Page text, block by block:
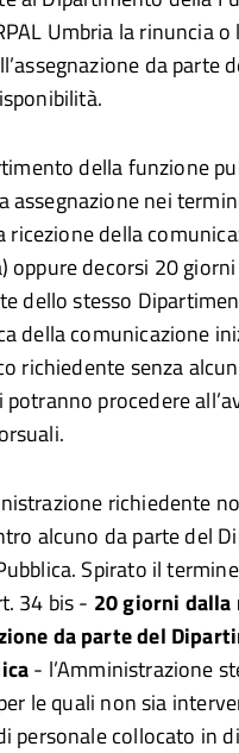
Umbria la rinuncia
da parte
della funzione
assegnazione nei
ricezione della
oppure decorsi 20
dello stesso
della comunicazione
richiedente senza
procedere
richiedente
alcuno da parte del
Spirato il
34 bis - 20 giorni dalla
da parte del
- l’Amministrazione
le quali non sia
personale collocato in